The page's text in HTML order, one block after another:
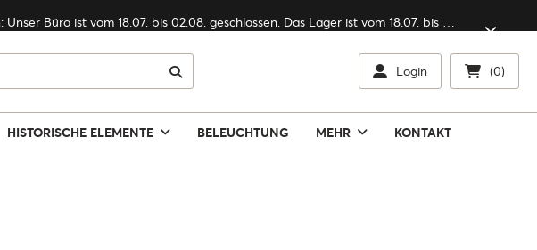
Jährliche Sommerferien: Unser Büro ist vom 18.07. bis 02.08. geschlossen. Das Lager ist vom 18.07. bis 09.08. geschlossen.
Login (0)
HISTORISCHE ELEMENTE BELEUCHTUNG MEHR KONTAKT